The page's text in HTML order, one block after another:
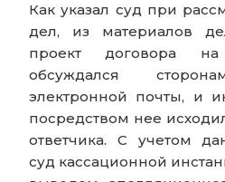
Как указал суд при
дел, из материалов
проект договора
обсуждался
электронной почты, и
посредством нее
ответчика. С учетом
суд кассационной